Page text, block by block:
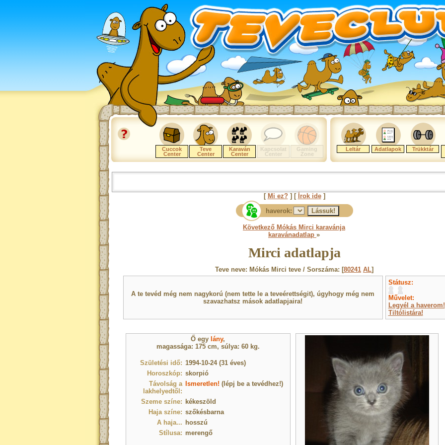
Cuccok
Center
Teve
Center
Karaván
Center
Kapcsolat
Center
Gaming
Zone
Leltár Adatlapok Trükktár
[ Mi ez?] [ Írok ide]
haverok:
Következő Mókás Mirci karavánja
karavánadatlap »
Mirci adatlapja
Teve neve: Mókás Mirci teve / Sorszáma: [80241 AL]
A te tevéd még nem nagykorú (nem tette le a teveérettségit), úgyhogy még nem
szavazhatsz mások adatlapjaira!
Státusz:
Művelet:
Legyél a haverom!
Tiltólistára!
Ő egy lány,
magassága: 175 cm, súlya: 60 kg.
Születési idő: 1994-10-24 (31 éves)
Horoszkóp: skorpió
Távolság a
lakhelyedtől:
Ismeretlen! (lépj be a tevédhez!)
Szeme színe: kékeszöld
Haja színe: szőkésbarna
A haja... hosszú
Stílusa: merengő